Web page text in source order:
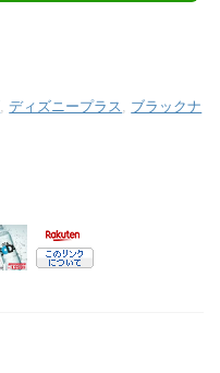
,ディズニープラス ブラックナ